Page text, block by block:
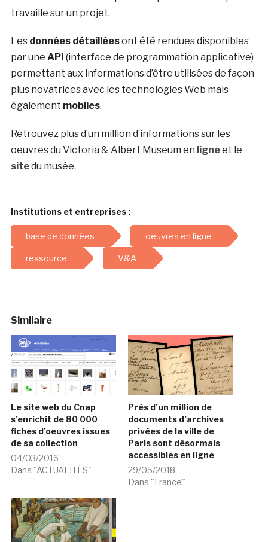
travaille sur un projet.
Lesdonnées détailléesont été rendues disponibles
par une API (interface de programmation applicative)
permettant aux informations d’être utilisées de façon
plus novatrices avec les technologies Web mais
également mobiles.
Retrouvez plus d’un million d’informations sur les
oeuvres du Victoria & Albert Museum en ligneet le
sitedu musée.
Institutions et entreprises :
base de données oeuvres en ligne
ressource V&A
Similaire
Le site web du Cnap
s’enrichit de 80 000
fiches d’oeuvres issues
de sa collection
04/03/2016
Dans "ACTUALITÉS"
Près d’un million de
documents d’archives
privées de la ville de
Paris sont désormais
accessibles en ligne
29/05/2018
Dans "France"